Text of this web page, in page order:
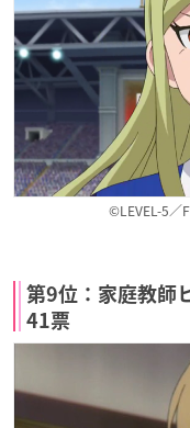
©LEVEL-5／
第9位：家庭教師
41票